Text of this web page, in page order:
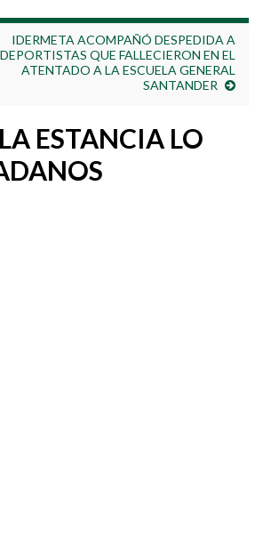
IDERMETA ACOMPAÑÓ DESPEDIDA A
DEPORTISTAS QUE FALLECIERON EN EL
ATENTADO A LA ESCUELA GENERAL
SANTANDER
ESTANCIA LO